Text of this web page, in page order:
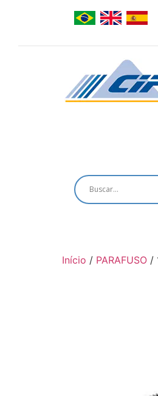
Início / PARAFUSO /